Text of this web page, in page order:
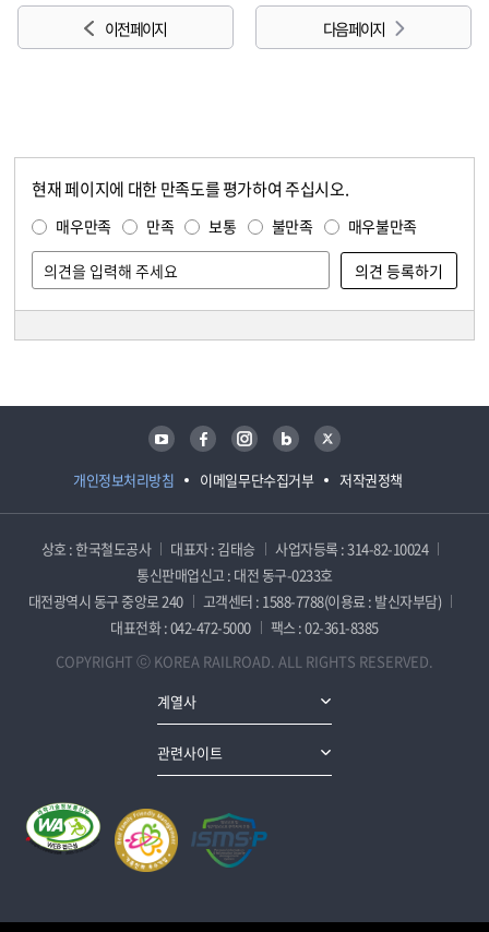
이전 페이지 다음 페이지
현재 페이지에 대한 만족도를 평가하여 주십시오.
매우만족 만족 보통 불만족 매우불만족
개인정보처리방침 이메일무단수집거부 저작권정책
유튜브 페이스북 인스타그램 블로그 트위터
상호 : 한국철도공사 대표자 : 김태승
사업자등록 : 314-82-10024
통신판매업신고 : 대전 동구-0233호
대전광역시 동구 중앙로 240
고객센터 : 1588-7788(이용료 : 발신자부담)
대표전화 : 042-472-5000
팩스 : 02-361-8385
COPYRIGHT ⓒ KOREA RAILROAD. ALL RIGHTS RESERVED.
계열사
관련사이트